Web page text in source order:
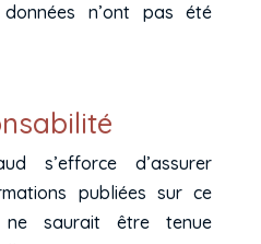
n’ont pas été
s’efforce d’assurer
publiées sur ce
ne saurait être tenue